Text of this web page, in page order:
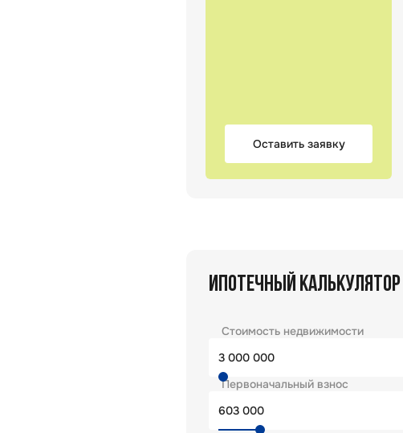
Оставить заявку
ИПОТЕЧНЫЙ КАЛЬКУЛЯТОР
Стоимость недвижимости
Первоначальный взнос